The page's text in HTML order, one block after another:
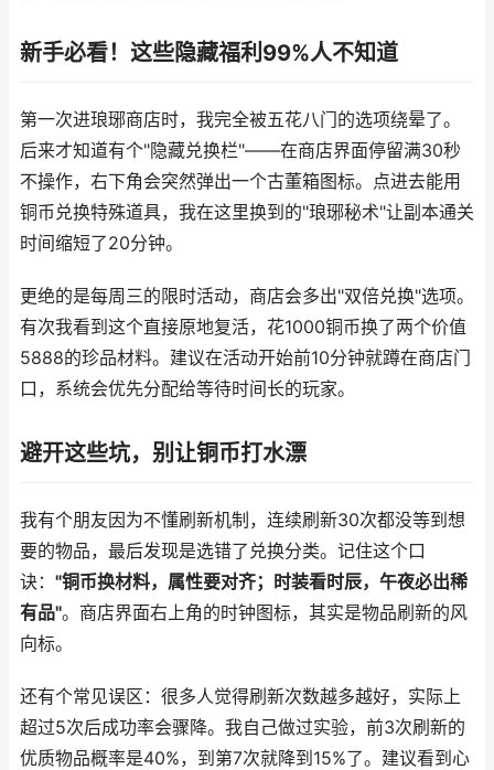
新手必看！这些隐藏福利99%人不知道
第一次进琅琊商店时，我完全被五花八门的选项绕晕了。
后来才知道有个"隐藏兑换栏"——在商店界面停留满30秒
不操作，右下角会突然弹出一个古董箱图标。点进去能用
铜币兑换特殊道具，我在这里换到的"琅琊秘术"让副本通关
时间缩短了20分钟。
更绝的是每周三的限时活动，商店会多出"双倍兑换"选项。
有次我看到这个直接原地复活，花1000铜币换了两个价值
5888的珍品材料。建议在活动开始前10分钟就蹲在商店门
口，系统会优先分配给等待时间长的玩家。
避开这些坑，别让铜币打水漂
我有个朋友因为不懂刷新机制，连续刷新30次都没等到想
要的物品，最后发现是选错了兑换分类。记住这个口
诀： "铜币换材料，属性要对齐；时装看时辰，午夜必出稀
有品"。商店界面右上角的时钟图标，其实是物品刷新的风
向标。
还有个常见误区：很多人觉得刷新次数越多越好，实际上
超过5次后成功率会骤降。我自己做过实验，前3次刷新的
优质物品概率是40%，到第7次就降到15%了。建议看到心